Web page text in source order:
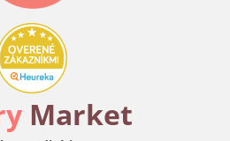
Market